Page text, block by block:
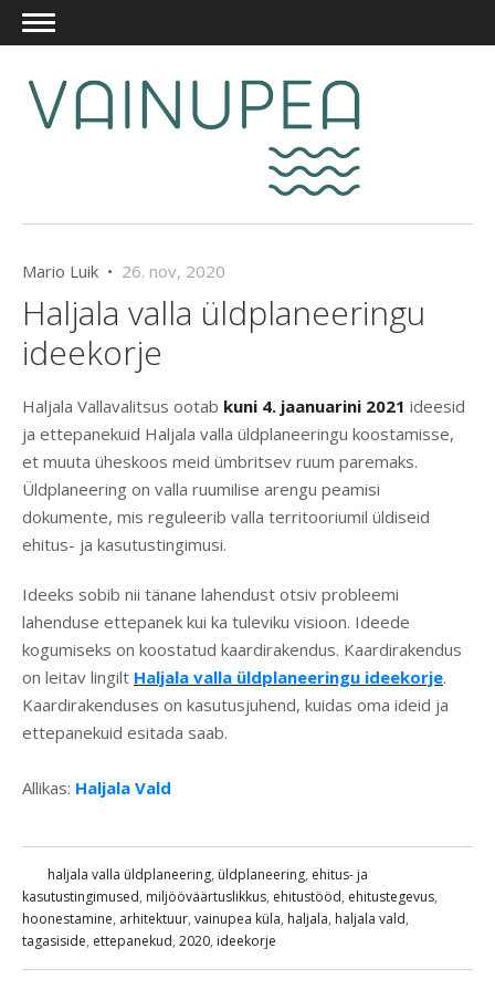
Mario Luik • 26. nov, 2020
Haljala valla üldplaneeringu
ideekorje
Haljala Vallavalitsus ootab kuni 4. jaanuarini 2021 ideesid
ja ettepanekuid Haljala valla üldplaneeringu koostamisse,
et muuta üheskoos meid ümbritsev ruum paremaks.
Üldplaneering on valla ruumilise arengu peamisi
dokumente, mis reguleerib valla territooriumil üldiseid
ehitus- ja kasutustingimusi.
Ideeks sobib nii tänane lahendust otsiv probleemi
lahenduse ettepanek kui ka tuleviku visioon. Ideede
kogumiseks on koostatud kaardirakendus. Kaardirakendus
on leitav lingilt Haljala valla üldplaneeringu ideekorje.
Kaardirakenduses on kasutusjuhend, kuidas oma ideid ja
ettepanekuid esitada saab.
Allikas: Haljala Vald
haljala valla üldplaneering, üldplaneering, ehitus- ja
kasutustingimused, miljööväärtuslikkus, ehitustööd, ehitustegevus,
hoonestamine, arhitektuur, vainupea küla, haljala, haljala vald,
tagasiside, ettepanekud, 2020, ideekorje